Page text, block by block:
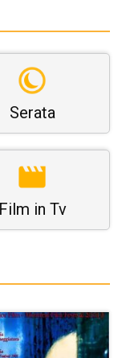
Serata
Film in Tv